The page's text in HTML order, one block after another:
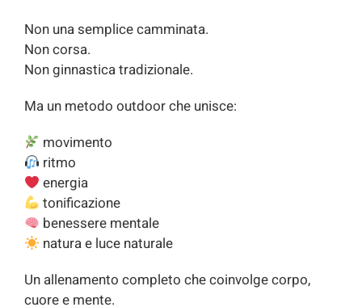
Non una semplice camminata.
Non corsa.
Non ginnastica tradizionale.
Ma un metodo outdoor che unisce:
movimento
ritmo
energia
tonificazione
benessere mentale
natura e luce naturale
Un allenamento completo che coinvolge corpo,
cuore e mente.